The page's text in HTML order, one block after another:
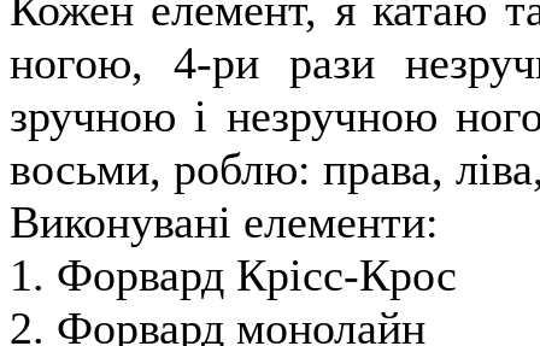
ногою, 4-ри рази
зручною і незручною
восьми, роблю: права,
Виконувані елементи:
1. Форвард Крісс-Крос
2. Форвард монолайн